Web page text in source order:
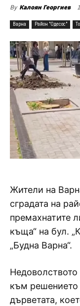
By Калоян Георгиев
Варна Район "Одесос"
Жители на
сградата на
премахнатите
къща“ на бул.
„Будна Варна“.
Недоволството
към решението
дърветата,